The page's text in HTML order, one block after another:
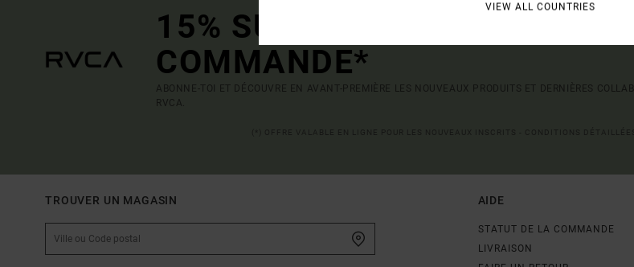
15% SUR VOTRE PREMIÈRE
COMMANDE*
ABONNE-TOI ET DÉCOUVRE EN AVANT-PREMIÈRE LES NOUVEAUX PRODUITS ET DERNIÈRES COLLAB'
RVCA.
TROUVER UN MAGASIN AIDE
STATUT DE LA COMMANDE
LIVRAISON
VIEW ALL COUNTRIES